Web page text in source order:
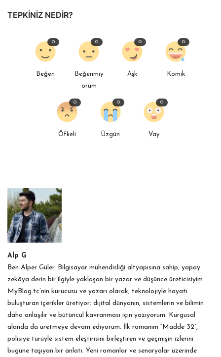
TEPKINIZ NEDIR?
Beğen
0
Beğenmiy
orum
0
Aşk
0
Komik
0
Öfkeli
0
Üzgün
0
Vay
0
Alp G
Ben Alper Güler. Bilgisayar mühendisliği altyapısına sahip, yapay
zekâya derin bir ilgiyle yaklaşan bir yazar ve düşünce üreticisiyim.
MyBlog.tc’nin kurucusu ve yazarı olarak, teknolojiyle hayatı
buluşturan içerikler üretiyor; dijital dünyanın, sistemlerin ve bilimin
daha anlaşılır ve bütüncül kavranması için yazıyorum. Kurgusal
alanda da üretmeye devam ediyorum. İlk romanım “Madde 32”,
polisiye türüyle sistem eleştirisini birleştiren ve geçmişin izlerini
bugüne taşıyan bir anlatı. Yeni romanlar ve senaryolar üzerinde